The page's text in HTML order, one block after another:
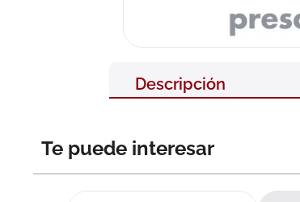
Descripción
Te puede interesar